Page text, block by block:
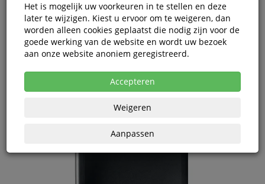
Projectmap Leitz Recycle A4 5 vak
PP zwart
Korting vanaf aankoop 2 eenheden, zieprijsoverzicht
Het is mogelijk uw voorkeuren in te stellen en deze
later te wijzigen. Kiest u ervoor om te weigeren, dan
worden alleen cookies geplaatst die nodig zijn voor de
goede werking van de website en wordt uw bezoek
aan onze website anoniem geregistreerd.
Accepteren
Weigeren
Aanpassen